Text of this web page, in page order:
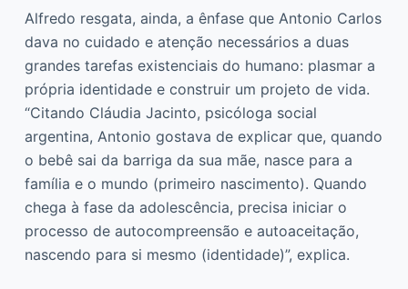
Alfredo resgata, ainda, a ênfase que Antonio Carlos
dava no cuidado e atenção necessários a duas
grandes tarefas existenciais do humano: plasmar a
própria identidade e construir um projeto de vida.
“Citando Cláudia Jacinto, psicóloga social
argentina, Antonio gostava de explicar que, quando
o bebê sai da barriga da sua mãe, nasce para a
família e o mundo (primeiro nascimento). Quando
chega à fase da adolescência, precisa iniciar o
processo de autocompreensão e autoaceitação,
nascendo para si mesmo (identidade)”, explica.